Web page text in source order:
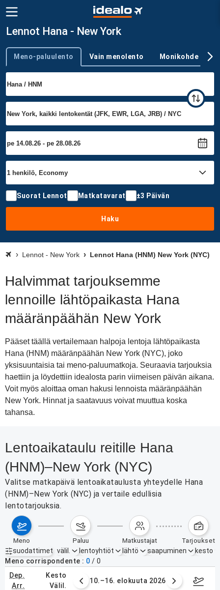
Lennot Hana - New York
Trip type
Meno-paluulento Vain menolento Monikohde
Suorat Lennot Matkatavarat ±3 Päivän
Haku
Lennot - New York Lennot Hana (HNM) New York (NYC)
Halvimmat tarjouksemme
lennoille lähtöpaikasta Hana
määränpäähän New York
Pääset täällä vertailemaan halpoja lentoja lähtöpaikasta
Hana (HNM) määränpäähän New York (NYC), joko
yksisuuntaisia tai meno-paluumatkoja. Seuraavia tarjouksia
haettiin ja löydettiin idealosta parin viimeisen päivän aikana.
Voit myös aloittaa oman hakusi lennoista määränpäähän
New York. Hinnat ja saatavuus voivat muuttua koska
tahansa.
Lentoaikataulu reitille Hana
(HNM)–New York (NYC)
Valitse matkapäivä lentoaikataulusta yhteydelle Hana
(HNM)–New York (NYC) ja vertaile edullisia
lentotarjouksia.
meno paluu matkustajat tarjoukset
suodattimet
Aktiiviset suodattimet ei mitään
välil. lentoyhtiöt lähtö saapuminen
kesto
Meno corrispondente
0 / 0
dep.
arr.
kesto
välil.
elokuuta 2026 10.–16. elokuuta 2026